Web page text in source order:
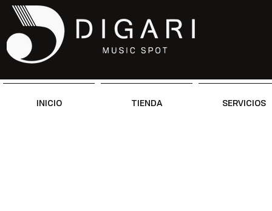
INICIO TIENDA SERVICIOS